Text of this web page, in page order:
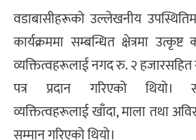
वडाबासीहरूको उल्लेखनीय
कार्यक्रममा सम्बन्धित क्षेत्रमा उत्कृष्ट
व्यक्तित्वहरूलाई नगद रु. २
पत्र प्रदान गरिएको थियो।
व्यक्तित्वहरूलाई खाँदा, माला तथा
सम्मान गरिएको थियो।